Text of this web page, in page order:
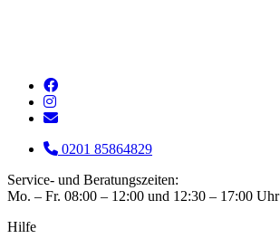
0201 85864829
Service- und Beratungszeiten:
Mo. – Fr. 08:00 – 12:00 und 12:30 – 17:00 Uhr
Hilfe